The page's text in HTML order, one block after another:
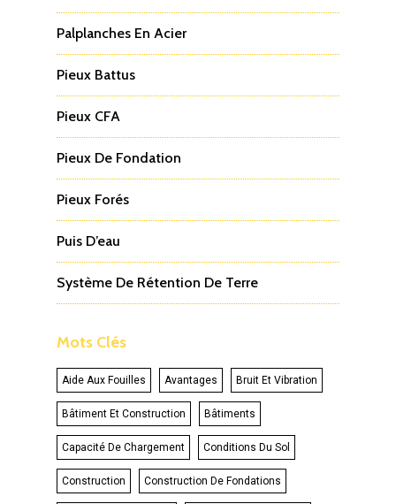
Palplanches En Acier
Pieux Battus
Pieux CFA
Pieux De Fondation
Pieux Forés
Puis D’eau
Système De Rétention De Terre
Mots Clés
Aide Aux Fouilles Avantages Bruit Et Vibration
Bâtiment Et Construction Bâtiments
Capacité De Chargement Conditions Du Sol
Construction Construction De Fondations